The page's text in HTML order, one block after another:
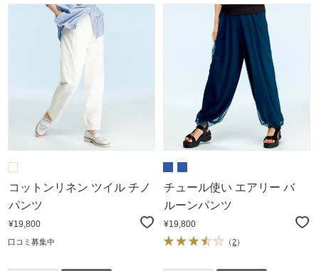
コットンリネン ツイル チノ
パンツ
¥19,800
口コミ募集中
チュール使い エアリー バ
ルーンパンツ
¥19,800
（2）